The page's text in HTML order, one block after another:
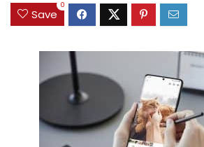
Save
0